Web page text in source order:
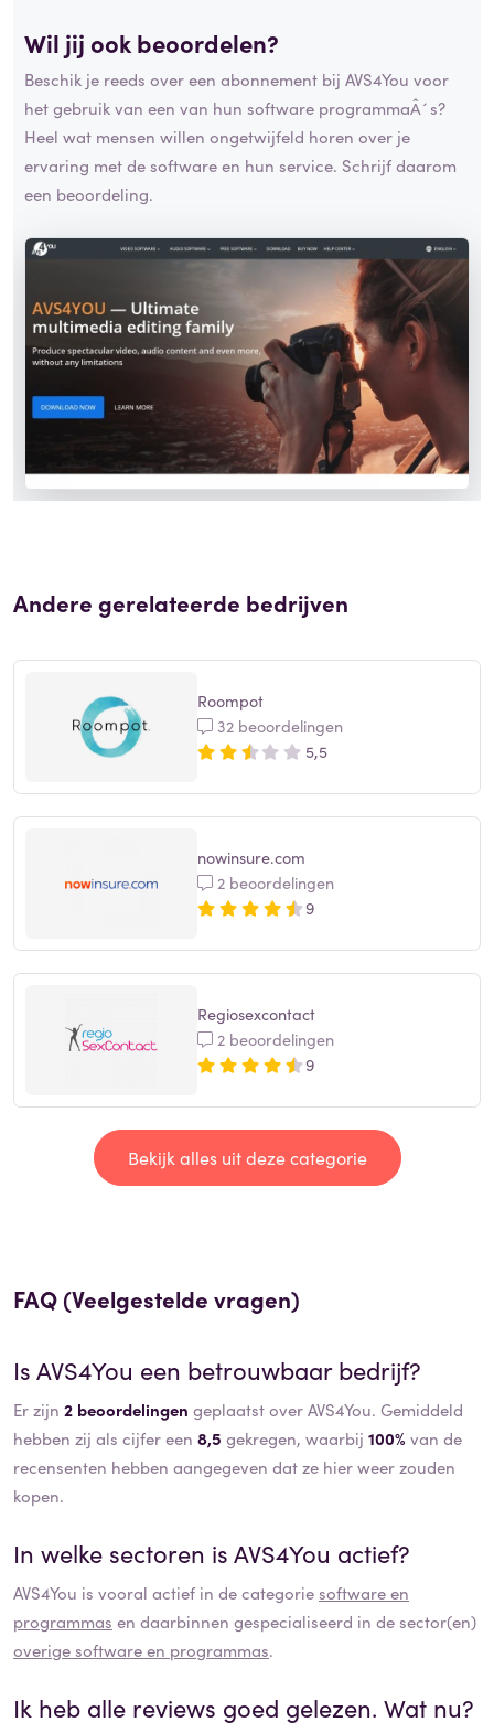
Wil jij ook beoordelen?
Beschik je reeds over een abonnement bij AVS4You voor
het gebruik van een van hun software programmaÂ´s?
Heel wat mensen willen ongetwijfeld horen over je
ervaring met de software en hun service. Schrijf daarom
een beoordeling.
Andere gerelateerde bedrijven
Roompot
32 beoordelingen
5,5
nowinsure.com
2 beoordelingen
9
Regiosexcontact
2 beoordelingen
9
Bekijk alles uit deze categorie
FAQ (Veelgestelde vragen)
IsAVS4You een betrouwbaar bedrijf?
Er zijn 2 beoordelingen geplaatst over AVS4You. Gemiddeld
hebben zij als cijfer een 8,5 gekregen, waarbij 100% van de
recensenten hebben aangegeven dat ze hier weer zouden
kopen.
In welke sectoren isAVS4You actief?
AVS4You is vooral actief in de categoriesoftware en
programmas en daarbinnen gespecialiseerd in de sector(en)
overige software en programmas.
Ik heb alle reviews goed gelezen. Wat nu?